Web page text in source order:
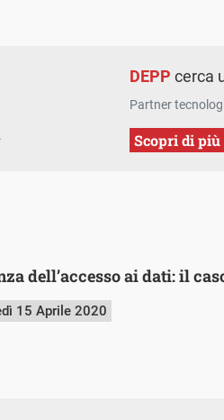
DEPP cerca
Partner
Scopri di
dell’accesso ai dati: il
15 Aprile 2020